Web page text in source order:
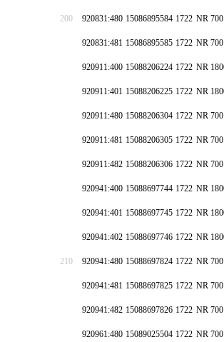
200 920831:480 15086895584 1722 NR 700
920831:481 15086895585 1722 NR 700
920911:400 15088206224 1722 NR
920911:401 15088206225 1722 NR
920911:480 15088206304 1722 NR 700
920911:481 15088206305 1722 NR 700
920911:482 15088206306 1722 NR 700
920941:400 15088697744 1722 NR
920941:401 15088697745 1722 NR
920941:402 15088697746 1722 NR
210 920941:480 15088697824 1722 NR 700
920941:481 15088697825 1722 NR 700
920941:482 15088697826 1722 NR 700
920961:480 15089025504 1722 NR 700